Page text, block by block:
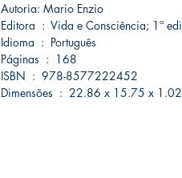
Autoria: Mario Enzio
Editora ‏ : ‎ Vida e Consciência;
Idioma ‏ : ‎ Português
Páginas ‏ : ‎ 168
ISBN ‏ : ‎ 978-8577222452
Dimensões ‏ : ‎ 22.86 x 15.75 x